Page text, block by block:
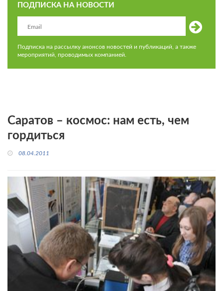
ПОДПИСКА НА НОВОСТИ
Подписка на рассылку анонсов новостей и публикаций, а также
мероприятий, проводимых компанией.
Саратов – космос: нам есть, чем
гордиться
08.04.2011